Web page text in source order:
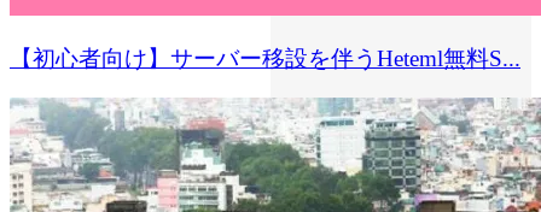
【初心者向け】サーバー移設を伴うHeteml無料S...